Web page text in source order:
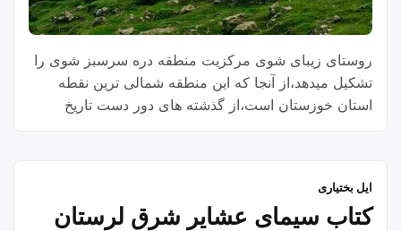
روستای زیبای شوی مرکزیت منطقه دره سرسبز شوی را
تشکیل میدهد،از آنجا که این منطقه شمالی ترین نقطه
استان خوزستان است،از گذشته های دور دست تاریخ
ایل بختیاری
کتاب سیمای عشایر شرق لرستان